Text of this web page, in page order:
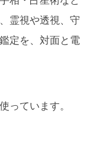
霊視や透視、守
定を、対面と電
っています。